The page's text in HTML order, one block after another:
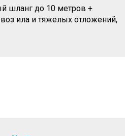
шланг до 10 метров +
ила и тяжелых отложений,